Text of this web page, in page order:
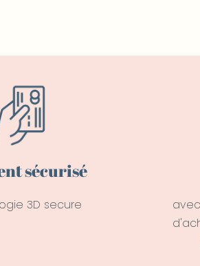
sécurisé
3D secure